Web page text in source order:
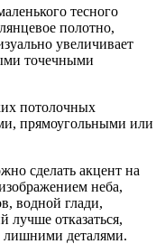
тесного
полотно,
увеличивает
точечными
потолочных
прямоугольными или
сделать акцент на
неба,
водной глади,
лучше отказаться,
лишними деталями.